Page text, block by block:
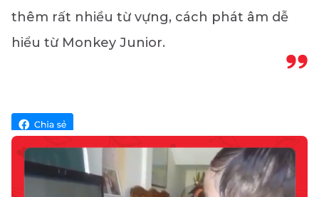
thêm rất nhiều từ vựng, cách phát âm dễ
hiểu từ Monkey Junior.